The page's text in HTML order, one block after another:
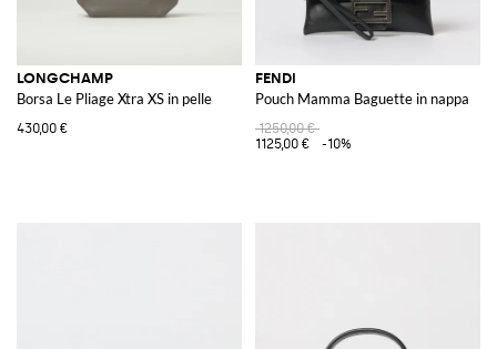
LONGCHAMP
Borsa Le Pliage Xtra XS in pelle
430,00 €
FENDI
Pouch Mamma Baguette in nappa
1250,00 €
1125,00 €
-10%